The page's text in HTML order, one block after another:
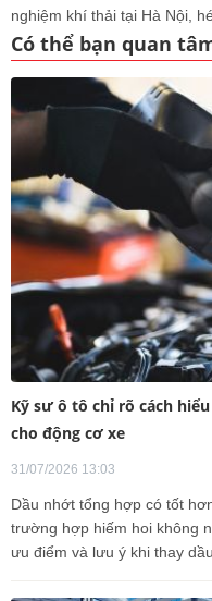
nghiệm khí thải tại Hà Nội,
Có thể bạn quan
Kỹ sư ô tô chỉ rõ cách
cho động cơ xe
31/07/2026 13:03
Dầu nhớt tổng hợp có tốt
trường hợp hiếm hoi không
ưu điểm và lưu ý khi thay